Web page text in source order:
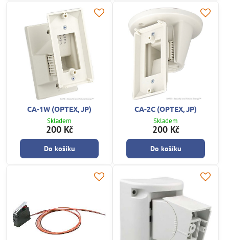
CA-1W (OPTEX, JP)
Skladem
200 Kč
Do košíku
CA-2C (OPTEX, JP)
Skladem
200 Kč
Do košíku